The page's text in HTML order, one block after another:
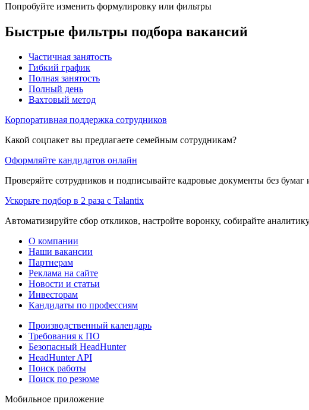
Попробуйте изменить формулировку или фильтры
Быстрые фильтры подбора вакансий
Частичная занятость
Гибкий график
Полная занятость
Полный день
Вахтовый метод
Корпоративная поддержка сотрудников
Какой соцпакет вы предлагаете семейным сотрудникам?
Оформляйте кандидатов онлайн
Проверяйте сотрудников и подписывайте кадровые документы без бумаг
Ускорьте подбор в 2 раза с Talantix
Автоматизируйте сбор откликов, настройте воронку, собирайте
О компании
Наши вакансии
Партнерам
Реклама на сайте
Новости и статьи
Инвесторам
Кандидаты по профессиям
Производственный календарь
Требования к ПО
Безопасный HeadHunter
HeadHunter API
Поиск работы
Поиск по резюме
Мобильное приложение